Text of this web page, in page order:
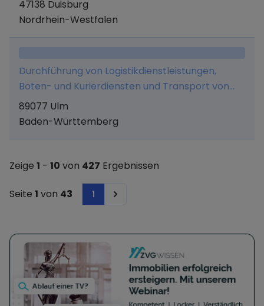
erlaubnisfreien Waren aller Art, Betrieb einer
freien Werkstatt, Personaldienstleistungen in
den Bereichen Logistik, Lager, Hafen,
Verwaltung und Vermietung von Immobilien,
sowie alle damit im Zusammenhang stehenden
Tätigkeiten; soweit diese nicht einer besonderen
Erlaubnis bedürfen.
47138 Duisburg
Nordrhein-Westfalen
Durchführung von Logistikdienstleistungen,
Boten- und Kurierdiensten und Transport von
Waren und Gütern aller Art sowie Durchführung
aller damit in unmittelbaren und mittelbaren
89077 Ulm
Baden-Württemberg
Zeige 1 - 10 von 427 Ergebnissen
Seite 1 von 43 1 Next